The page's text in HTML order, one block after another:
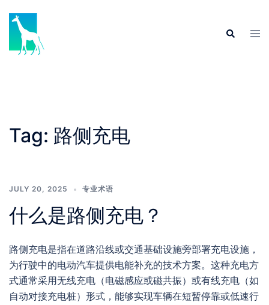
content
Search
Tag: 路侧充电
JULY 20, 2025 专业术语
什么是路侧充电？
路侧充电是指在道路沿线或交通基础设施旁部署充电设施，
为行驶中的电动汽车提供电能补充的技术方案。这种充电方
式通常采用无线充电（电磁感应或磁共振）或有线充电（如
自动对接充电桩）形式，能够实现车辆在短暂停靠或低速行